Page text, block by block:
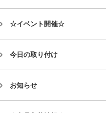
☆イベント開催☆
今日の取り付け
お知らせ